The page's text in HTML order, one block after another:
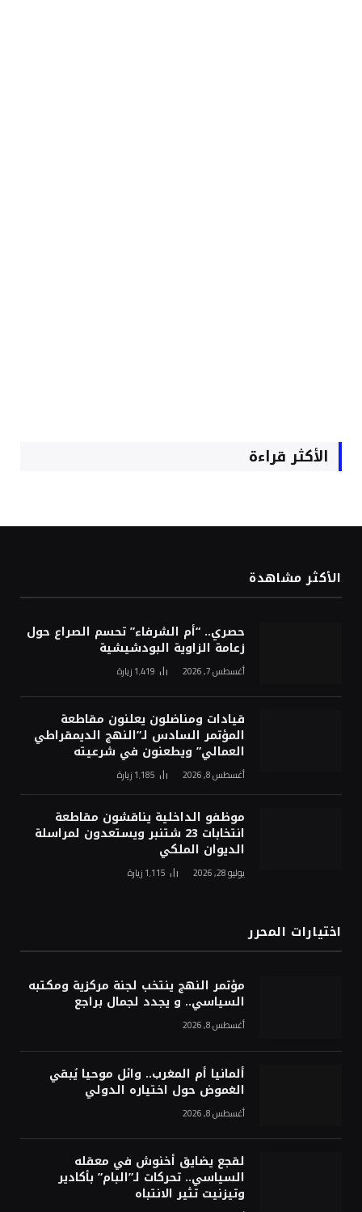
الأكثر قراءة
الأكثر مشاهدة
حصري.. “أم الشرفاء” تحسم الصراع حول
زعامة الزاوية البودشيشية
أغسطس 7, 2026 1٬419 زيارة
قيادات ومناضلون يعلنون مقاطعة
المؤتمر السادس لـ”النهج الديمقراطي
العمالي” ويطعنون في شرعيته
أغسطس 8, 2026 1٬185 زيارة
موظفو الداخلية يناقشون مقاطعة
انتخابات 23 شتنبر ويستعدون لمراسلة
الديوان الملكي
يوليو 28, 2026 1٬115 زيارة
اختيارات المحرر
مؤتمر النهج ينتخب لجنة مركزية ومكتبه
السياسي.. و يجدد لجمال براجع
أغسطس 8, 2026
ألمانيا أم المغرب.. وائل موحيا يُبقي
الغموض حول اختياره الدولي
أغسطس 8, 2026
لقجع يضايق أخنوش في معقله
السياسي.. تحركات لـ”البام” بأكادير
وتيزنيت تثير الانتباه